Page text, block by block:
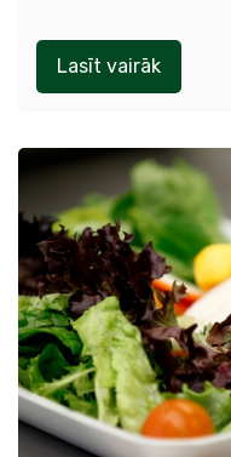
Lasīt vairāk